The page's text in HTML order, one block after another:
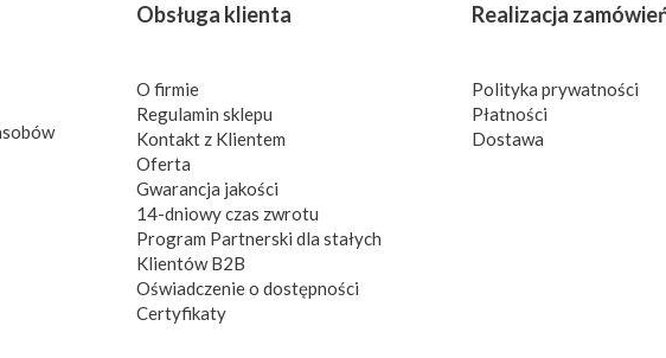
Obsługa klienta
O firmie
Regulamin sklepu
Kontakt z Klientem
Oferta
Gwarancja jakości
14-dniowy czas zwrotu
Program Partnerski dla stałych
Klientów B2B
Oświadczenie o dostępności
Certyfikaty
Realizacja
Polityka prywatności
Płatności
Dostawa